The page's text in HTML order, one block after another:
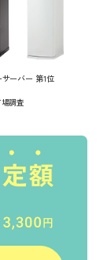
ーバー 第1位
調査